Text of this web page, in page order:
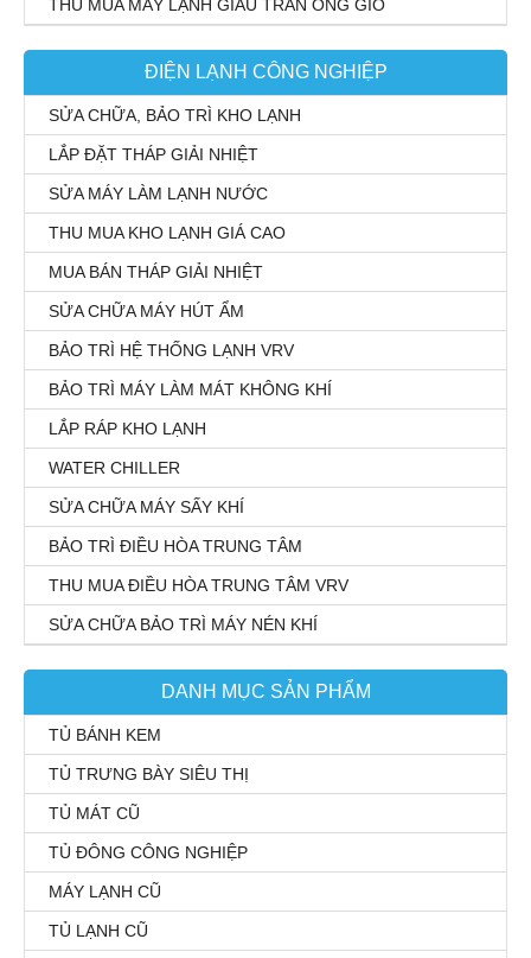
THU MUA MÁY LẠNH GIẤU TRẦN ỐNG GIÓ
ĐIỆN LẠNH CÔNG NGHIỆP
SỬA CHỮA, BẢO TRÌ KHO LẠNH
LẮP ĐẶT THÁP GIẢI NHIỆT
SỬA MÁY LÀM LẠNH NƯỚC
THU MUA KHO LẠNH GIÁ CAO
MUA BÁN THÁP GIẢI NHIỆT
SỬA CHỮA MÁY HÚT ẨM
BẢO TRÌ HỆ THỐNG LẠNH VRV
BẢO TRÌ MÁY LÀM MÁT KHÔNG KHÍ
LẮP RÁP KHO LẠNH
WATER CHILLER
SỬA CHỮA MÁY SẤY KHÍ
BẢO TRÌ ĐIỀU HÒA TRUNG TÂM
THU MUA ĐIỀU HÒA TRUNG TÂM VRV
SỬA CHỮA BẢO TRÌ MÁY NÉN KHÍ
DANH MỤC SẢN PHẨM
TỦ BÁNH KEM
TỦ TRƯNG BÀY SIÊU THỊ
TỦ MÁT CŨ
TỦ ĐÔNG CÔNG NGHIỆP
MÁY LẠNH CŨ
TỦ LẠNH CŨ